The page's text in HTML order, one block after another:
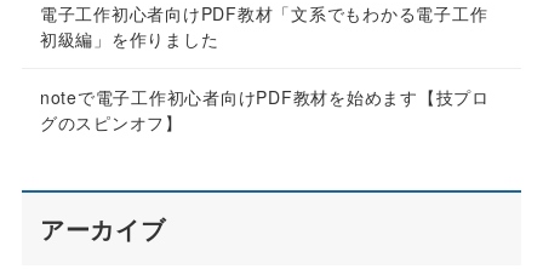
電子工作初心者向けPDF教材「文系でもわかる電子工作
初級編」を作りました
noteで電子工作初心者向けPDF教材を始めます【技プロ
グのスピンオフ】
アーカイブ